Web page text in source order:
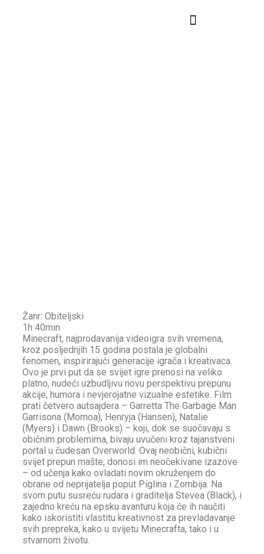
Žanr: Obiteljski
1h 40min
Minecraft, najprodavanija videoigra svih vremena,
kroz posljednjih 15 godina postala je globalni
fenomen, inspirirajući generacije igrača i kreativaca.
Ovo je prvi put da se svijet igre prenosi na veliko
platno, nudeći uzbudljivu novu perspektivu prepunu
akcije, humora i nevjerojatne vizualne estetike. Film
prati četvero autsajdera – Garretta The Garbage Man
Garrisona (Momoa), Henryja (Hansen), Natalie
(Myers) i Dawn (Brooks) – koji, dok se suočavaju s
običnim problemima, bivaju uvučeni kroz tajanstveni
portal u čudesan Overworld. Ovaj neobični, kubični
svijet prepun mašte, donosi im neočekivane izazove
– od učenja kako ovladati novim okruženjem do
obrane od neprijatelja poput Piglina i Zombija. Na
svom putu susreću rudara i graditelja Stevea (Black), i
zajedno kreću na epsku avanturu koja će ih naučiti
kako iskoristiti vlastitu kreativnost za prevladavanje
svih prepreka, kako u svijetu Minecrafta, tako i u
stvarnom životu.